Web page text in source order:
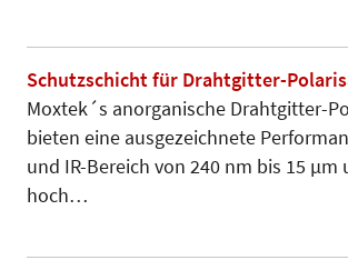
Schutzschicht für Drahtgitter-
Moxtek´s anorganische Drahtgitter-
bieten eine ausgezeichnete
und IR-Bereich von 240 nm bis 15 µm
hoch…